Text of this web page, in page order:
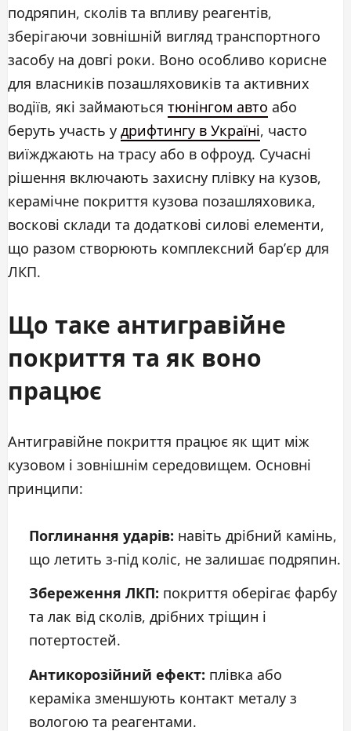
подряпин, сколів та впливу реагентів,
зберігаючи зовнішній вигляд транспортного
засобу на довгі роки. Воно особливо корисне
для власників позашляховиків та активних
водіїв, які займаються тюнінгом авто або
беруть участь у дрифтингу в Україні, часто
виїжджають на трасу або в офроуд. Сучасні
рішення включають захисну плівку на кузов,
керамічне покриття кузова позашляховика,
воскові склади та додаткові силові елементи,
що разом створюють комплексний бар’єр для
ЛКП.
Що таке антигравійне
покриття та як воно
працює
Антигравійне покриття працює як щит між
кузовом і зовнішнім середовищем. Основні
принципи:
Поглинання ударів: навіть дрібний камінь,
що летить з-під коліс, не залишає подряпин.
Збереження ЛКП: покриття оберігає фарбу
та лак від сколів, дрібних тріщин і
потертостей.
Антикорозійний ефект: плівка або
кераміка зменшують контакт металу з
вологою та реагентами.